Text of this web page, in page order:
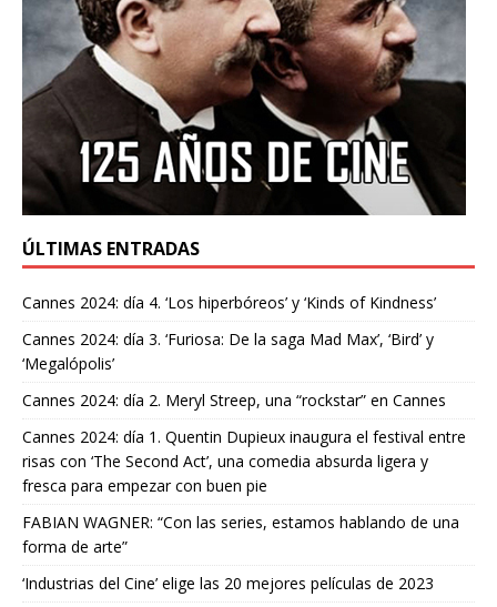
ÚLTIMAS ENTRADAS
Cannes 2024: día 4. ‘Los hiperbóreos’ y ‘Kinds of Kindness’
Cannes 2024: día 3. ‘Furiosa: De la saga Mad Max’, ‘Bird’ y
‘Megalópolis’
Cannes 2024: día 2. Meryl Streep, una “rockstar” en Cannes
Cannes 2024: día 1. Quentin Dupieux inaugura el festival entre
risas con ‘The Second Act’, una comedia absurda ligera y
fresca para empezar con buen pie
FABIAN WAGNER: “Con las series, estamos hablando de una
forma de arte”
‘Industrias del Cine’ elige las 20 mejores películas de 2023